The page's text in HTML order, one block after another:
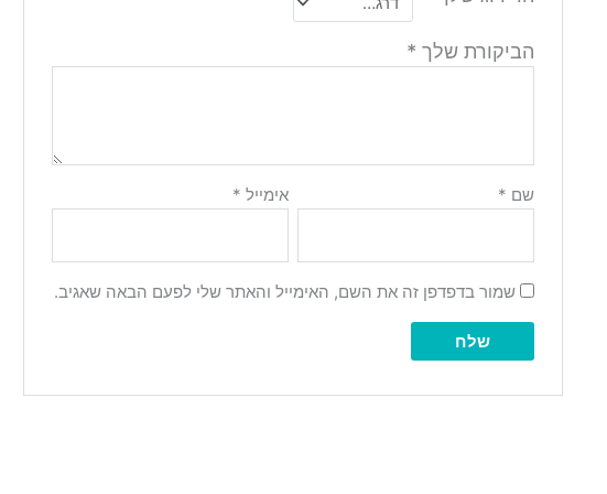
הביקורת שלך *
שם * אימייל *
שמור בדפדפן זה את השם, האימייל והאתר שלי לפעם הבאה שאגיב.